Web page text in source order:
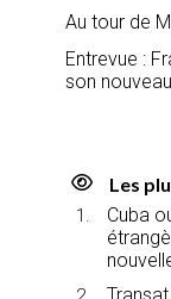
Au tour de
Entrevue :
son
Les
Cuba